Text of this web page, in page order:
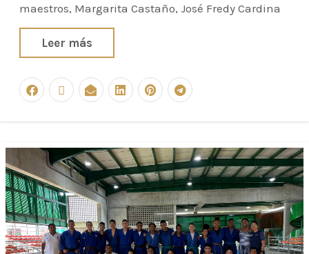
maestros, Margarita Castaño, José Fredy Cardina
Leer más